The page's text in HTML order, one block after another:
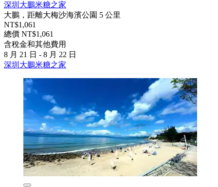
深圳大鵬米糖之家
大鵬，距離大梅沙海濱公園 5 公里
NT$1,061
總價 NT$1,061
含稅金和其他費用
8 月 21 日 - 8 月 22 日
深圳大鵬米糖之家